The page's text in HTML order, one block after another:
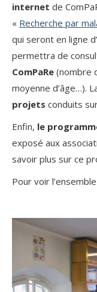
internet de
« Recherche par
qui seront en ligne
permettra de
ComPaRe (nombre
moyenne d’âge…).
projets conduits
Enfin, le
exposé aux
savoir plus sur ce
Pour voir